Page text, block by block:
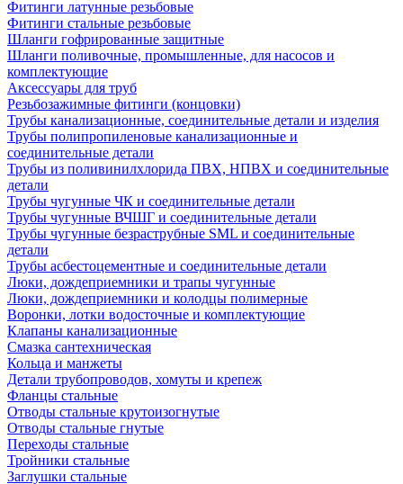
Фитинги латунные резьбовые
Фитинги стальные резьбовые
Шланги гофрированные защитные
Шланги поливочные, промышленные, для насосов и
комплектующие
Аксессуары для труб
Резьбозажимные фитинги (концовки)
Трубы канализационные, соединительные детали и изделия
Трубы полипропиленовые канализационные и
соединительные детали
Трубы из поливинилхлорида ПВХ, НПВХ и соединительные
детали
Трубы чугунные ЧК и соединительные детали
Трубы чугунные ВЧШГ и соединительные детали
Трубы чугунные безраструбные SML и соединительные
детали
Трубы асбестоцементные и соединительные детали
Люки, дождеприемники и трапы чугунные
Люки, дождеприемники и колодцы полимерные
Воронки, лотки водосточные и комплектующие
Клапаны канализационные
Смазка сантехническая
Кольца и манжеты
Детали трубопроводов, хомуты и крепеж
Фланцы стальные
Отводы стальные крутоизогнутые
Отводы стальные гнутые
Переходы стальные
Тройники стальные
Заглушки стальные